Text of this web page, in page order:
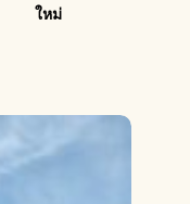
ใหม่